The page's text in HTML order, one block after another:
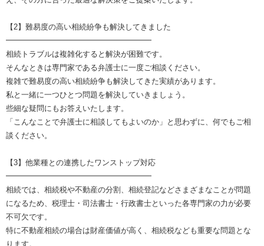
【2】難易度の高い相続紛争も解決してきました
━━━━━━━━━━━━━━━━━━━
相続トラブルは複雑化すると解決が困難です。
そんなときは専門家である弁護士に一度ご相談ください。
複雑で難易度の高い相続紛争も解決してきた実績があります。
私と一緒に一つひとつ問題を解決していきましょう。
些細な疑問にもお答えいたします。
「こんなことで弁護士に相談してもよいのか」と思わずに、何でもご相
談ください。
【3】他業種との連携したワンストップ対応
━━━━━━━━━━━━━━━━━━━
相続では、相続税や不動産の分割、相続登記などさまざまなことが問題
になるため、税理士・司法書士・行政書士といった各専門家の力が必要
不可欠です。
特に不動産相続の場合は財産価値が高く、相続税なども重要な問題とな
ります。